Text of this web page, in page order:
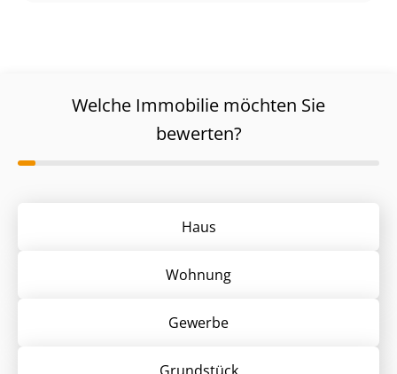
Welche Immobilie möchten Sie
bewerten?
Haus
Wohnung
Gewerbe